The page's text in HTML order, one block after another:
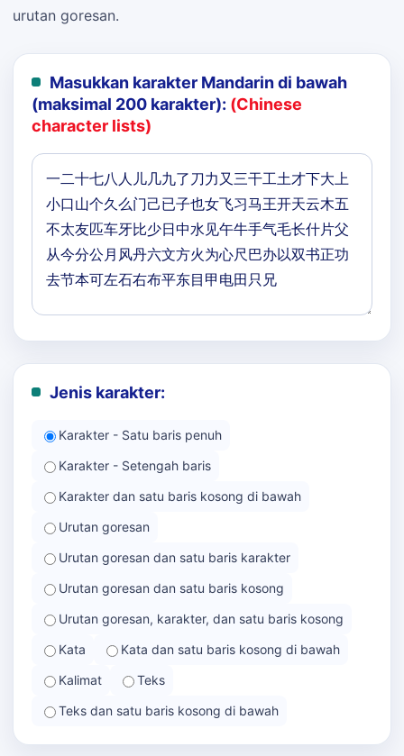
urutan goresan.
Masukkan karakter Mandarin di bawah
(maksimal 200 karakter): (Chinese
character lists)
Jenis karakter:
Karakter - Satu baris penuh
Karakter - Setengah baris
Karakter dan satu baris kosong di bawah
Urutan goresan
Urutan goresan dan satu baris karakter
Urutan goresan dan satu baris kosong
Urutan goresan, karakter, dan satu baris kosong
Kata
Kata dan satu baris kosong di bawah
Kalimat
Teks
Teks dan satu baris kosong di bawah